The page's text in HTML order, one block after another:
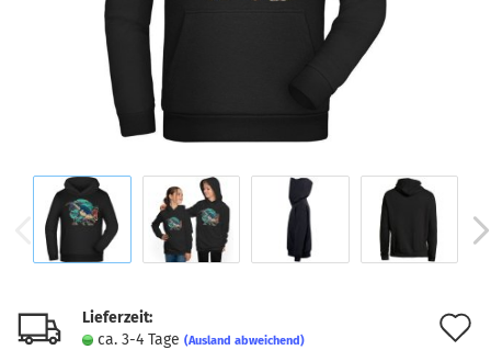
Lieferzeit:
ca. 3-4 Tage (Ausland abweichend)